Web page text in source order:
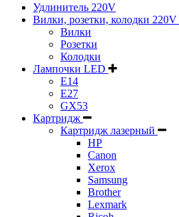
Удлинитель 220V
Вилки, розетки, колодки 220V
Вилки
Розетки
Колодки
Лампочки LED
E14
E27
GX53
Картридж
Картридж лазерный
HP
Canon
Xerox
Samsung
Brother
Lexmark